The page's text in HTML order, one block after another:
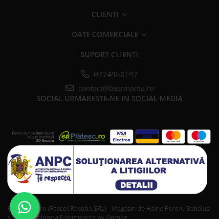
CLIENTI
DATE COMERCIALE
SUPORT CLIENTI
0774980197
contact@bestmama.ro
SOCIAL URMARESTE-NE IN SOCIAL MEDIA
Bestmama.ro (Fascell Recobo SRL) - Magazin de Haine Pentru Bebelusi
si Copii
Platforma E-commerce by Gomag